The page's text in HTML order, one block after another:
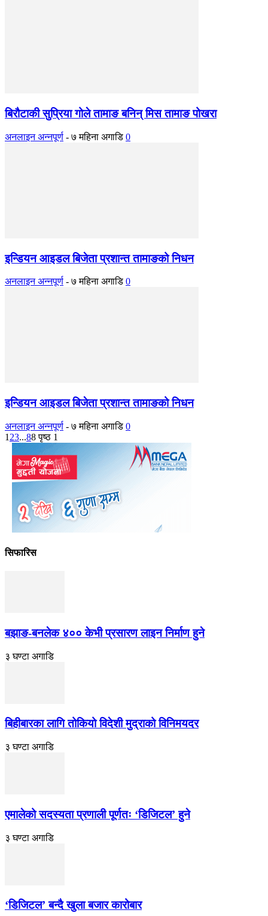
बिरौटाकी सुप्रिया गोले तामाङ बनिन् मिस तामाङ पोखरा
अनलाइन अन्नपूर्ण - ७ महिना अगाडि 0
इन्डियन आइडल बिजेता प्रशान्त तामाङको निधन
अनलाइन अन्नपूर्ण - ७ महिना अगाडि 0
इन्डियन आइडल बिजेता प्रशान्त तामाङको निधन
अनलाइन अन्नपूर्ण - ७ महिना अगाडि 0
1 23...88 पृष्ठ 1
सिफारिस
बझाङ-बनलेक ४०० केभी प्रसारण लाइन निर्माण हुने
३ घण्टा अगाडि
बिहीबारका लागि तोकियो विदेशी मुद्राको विनिमयदर
३ घण्टा अगाडि
एमालेको सदस्यता प्रणाली पूर्णतः ‘डिजिटल’ हुने
३ घण्टा अगाडि
‘डिजिटल’ बन्दै खुला बजार कारोबार